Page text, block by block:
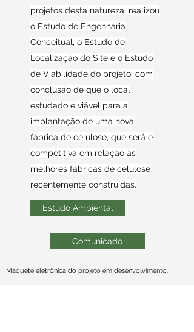
projetos desta natureza, realizou
o Estudo de Engenharia
Conceitual, o Estudo de
Localização do Site e o Estudo
de Viabilidade do projeto, com
conclusão de que o local
estudado é viável para a
implantação de uma nova
fábrica de celulose, que será e
competitiva em relação às
melhores fábricas de celulose
recentemente construídas.
Estudo Ambiental
Maquete eletrônica do projeto em desenvolvimento.
Comunicado